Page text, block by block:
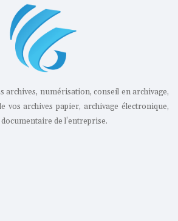
archives, numérisation, conseil en archivage,
vos archives papier, archivage électronique,
de l’entreprise.